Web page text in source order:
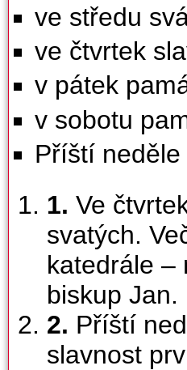
ve středu
ve čtvrtek
v pátek
v sobotu
Příští
1. Ve
svatých.
katedrále –
biskup Jan.
2. Příští
slavnost